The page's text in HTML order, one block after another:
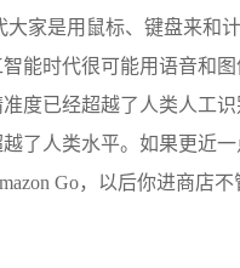
大家是用鼠标、键盘来和
能时代很可能用语音和
度已经超越了人类人工
了人类水平。如果更近
Go，以后你进商店